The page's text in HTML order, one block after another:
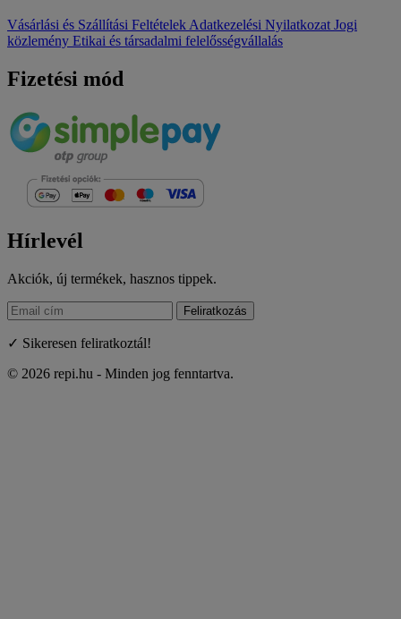
Vásárlási és Szállítási Feltételek Adatkezelési Nyilatkozat Jogi
közlemény Etikai és társadalmi felelősségvállalás
Fizetési mód
Hírlevél
Akciók, új termékek, hasznos tippek.
Feliratkozás
✓ Sikeresen feliratkoztál!
© 2026 repi.hu - Minden jog fenntartva.